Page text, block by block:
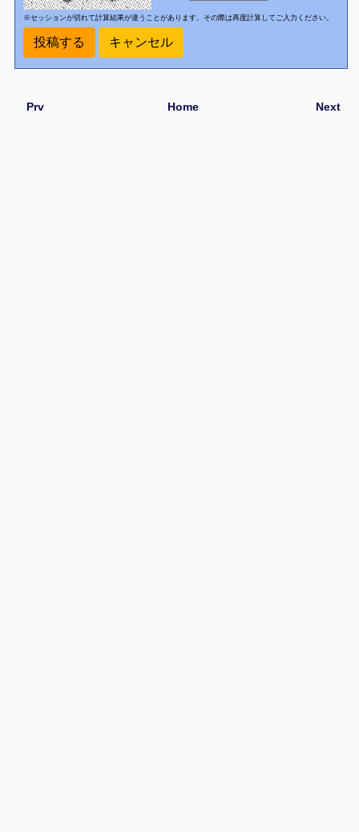
※セッションが切れて計算結果が違うことがあります。その際は再度計算してご入力ください。
Prv Next
Home